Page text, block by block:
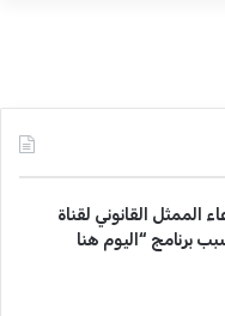
:
الممثل القانوني لقناة
برنامج “اليوم هنا